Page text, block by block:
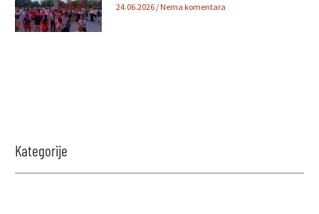
24.06.2026 Nema komentara
Kategorije